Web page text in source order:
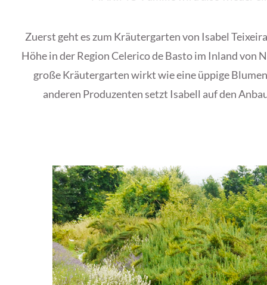
Zuerst geht es zum Kräutergarten von Isabel
Höhe in der Region Celerico de Basto im Inland von
große Kräutergarten wirkt wie eine üppige
anderen Produzenten setzt Isabell auf den